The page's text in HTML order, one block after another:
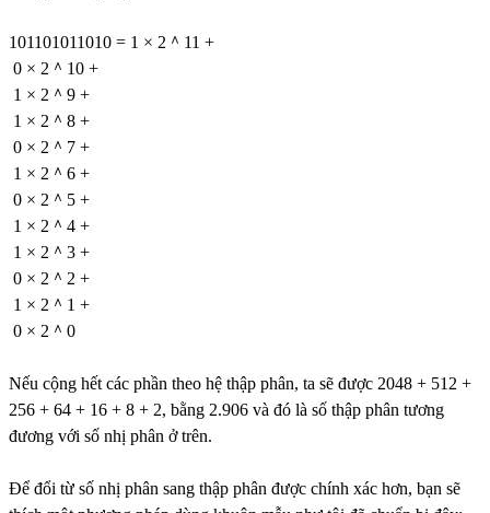
101101011010 = 1 × 2＾11 +
0 × 2＾10 +
1 × 2＾9 +
1 × 2＾8 +
0 × 2＾7 +
1 × 2＾6 +
0 × 2＾5 +
1 × 2＾4 +
1 × 2＾3 +
0 × 2＾2 +
1 × 2＾1 +
0 × 2＾0
Nếu cộng hết các phần theo hệ thập phân, ta sẽ được 2048 + 512 +
256 + 64 + 16 + 8 + 2, bằng 2.906 và đó là số thập phân tương
đương với số nhị phân ở trên.
Để đổi từ số nhị phân sang thập phân được chính xác hơn, bạn sẽ